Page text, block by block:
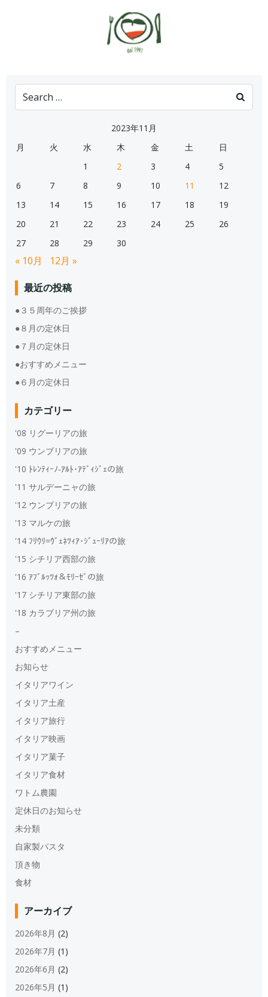
Search
for:
2023年11月
月
火 水 木 金 土
日
1
2 3 4
5
6
7 8 9 10 11
12
13
14 15 16 17 18
19
20
21 22 23 24 25
26
27
28 29 30
« 10月 12月 »
最近の投稿
●３５周年のご挨拶
●８月の定休日
●７月の定休日
●おすすめメニュー
●６月の定休日
カテゴリー
'08 リグーリアの旅
'09 ウンブリアの旅
'10 ﾄﾚﾝﾃｨｰﾉ‐ｱﾙﾄ･ｱﾃﾞｨｼﾞｪの旅
'11 サルデーニャの旅
'12 ウンブリアの旅
'13 マルケの旅
'14 ﾌﾘｳﾘ=ｳﾞｪﾈﾂｨｱ･ｼﾞｭｰﾘｱの旅
'15 シチリア西部の旅
'16 ｱﾌﾞﾙｯﾂｫ＆ﾓﾘｰｾﾞの旅
'17 シチリア東部の旅
'18 カラブリア州の旅
–
おすすめメニュー
お知らせ
イタリアワイン
イタリア土産
イタリア旅行
イタリア映画
イタリア菓子
イタリア食材
ワトム農園
定休日のお知らせ
未分類
自家製パスタ
頂き物
食材
アーカイブ
2026年8月 (2)
2026年7月 (1)
2026年6月 (2)
2026年5月 (1)